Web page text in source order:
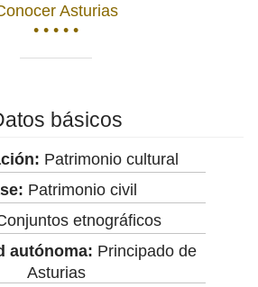
Asturias
• • • • •
básicos
Patrimonio cultural
Patrimonio civil
etnográficos
autónoma: Principado de
Asturias